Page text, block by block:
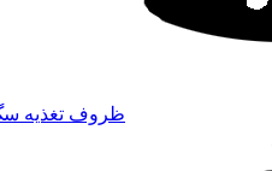
ظروف تغذیه